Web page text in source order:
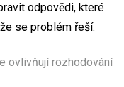
odpovědi, které
se problém řeší.
ovlivňují rozhodování